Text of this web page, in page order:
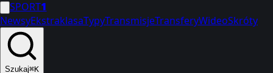
SPORT1
NewsyEkstraklasaTypyTransmisjeTransferyWideoSkróty
Szukaj⌘K